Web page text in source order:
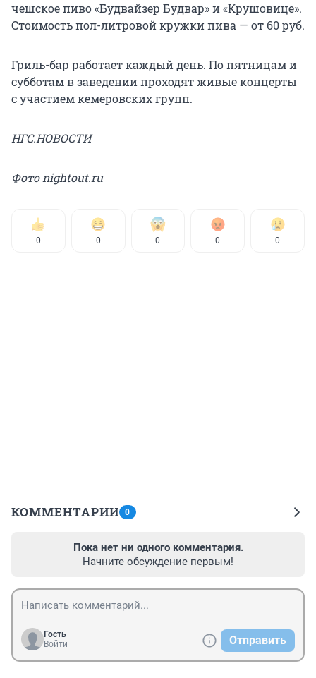
чешское пиво «Будвайзер Будвар» и «Крушовице».
Стоимость пол-литровой кружки пива — от 60 руб.
Гриль-бар работает каждый день. По пятницам и
субботам в заведении проходят живые концерты
с участием кемеровских групп.
НГС.НОВОСТИ
Фото nightout.ru
0 0 0 0 0
КОММЕНТАРИИ 0
Пока нет ни одного комментария.
Начните обсуждение первым!
Гость
Войти
Отправить